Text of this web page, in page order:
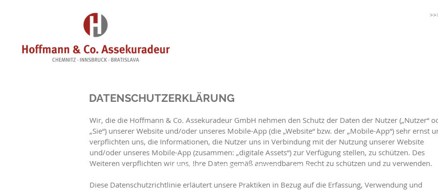
DATENSCHUTZERKLÄRUNG
Wir, die die Hoffmann & Co. Assekuradeur GmbH nehmen den Schutz der Daten der Nutzer („Nutzer“
„Sie“) unserer Website und/oder unseres Mobile-App (die „Website“ bzw. der „Mobile-App“) sehr ernst
verpflichten uns, die Informationen, die Nutzer uns in Verbindung mit der Nutzung unserer Website
und/oder unseres Mobile-App (zusammen: „digitale Assets“) zur Verfügung stellen, zu schützen. Des
Weiteren verpflichten wir uns, Ihre Daten gemäß anwendbarem Recht zu schützen und zu verwenden.
Diese Datenschutzrichtlinie erläutert unsere Praktiken in Bezug auf die Erfassung, Verwendung und
HOME KLIENTEN ANSPRECHPARTNER KONTAKT